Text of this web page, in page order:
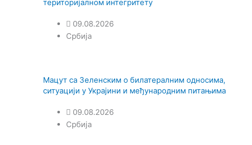
територијалном интегритету
09.08.2026
Србија
Мацут са Зеленским о билатералним односима,
ситуацији у Украјини и међународним питањима
09.08.2026
Србија